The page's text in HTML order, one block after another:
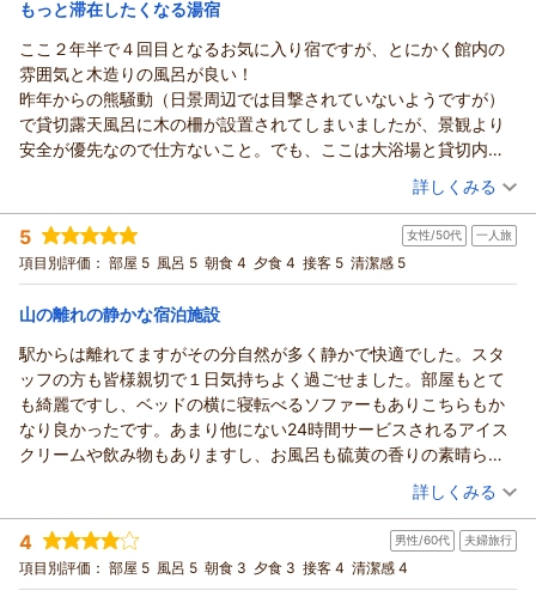
宿泊価格帯： 23,001～24,000円(大人一人あたり/税込)
もっと滞在したくなる湯宿
ここ２年半で４回目となるお気に入り宿ですが、とにかく館内の
雰囲気と木造りの風呂が良い！
昨年からの熊騒動（日景周辺では目撃されていないようですが）
で貸切露天風呂に木の柵が設置されてしまいましたが、景観より
安全が優先なので仕方ないこと。でも、ここは大浴場と貸切内湯
が素晴らし過ぎるので、個人的には全く気になりませんでした。
今までは常に連泊で訪れていましたが、今回は日程の関係で１泊
だけ。やはりこの宿の充実した風呂群と極上白濁湯、湯宿風情を
味わいつくすには１泊では足りません。
いやほんとに良い宿。次回は今まで通りに連泊以上で訪れたいと
（投稿日：2026/06/15）
宿泊時期： 2026年06月宿泊 (一人旅)
投稿者： かずちゃんさん
宿泊プラン： ◆ ひとり旅 満喫プラン ◆ 秘湯と贅沢な食をゆったり愉
しむ大人の醍醐味
シングル 朝・夕
宿泊価格帯： 24,001～25,000円(大人一人あたり/税込)
詳しくみる
5 女性/50代 一人旅
項目別評価： 部屋 5 風呂 5 朝食 4 夕食 4 接客 5 清潔感 5
山の離れの静かな宿泊施設
駅からは離れてますがその分自然が多く静かで快適でした。スタ
ッフの方も皆様親切で１日気持ちよく過ごせました。部屋もとて
も綺麗ですし、ベッドの横に寝転べるソファーもありこちらもか
なり良かったです。あまり他にない24時間サービスされるアイス
クリームや飲み物もありますし、お風呂も硫黄の香りの素晴らし
い泉質でした。また貸し切り風呂を朝夕選べるのでこちらも満足
しました。ご飯も美味しく、施設自体が綺麗なのと大きい割にあ
まり他のお客様と出会わないのでそれも良かったです。空いてい
れば貸し切り風呂もいつでも入れますし温泉だけでも大変満足い
く滞在となりました。
（投稿日：2026/06/12）
宿泊時期： 2026年06月宿泊 (一人旅)
投稿者： tetoさん(女性/50代)
宿泊プラン： ◆ ひとり旅 満喫プラン ◆ 秘湯と贅沢な食をゆったり愉
しむ大人の醍醐味
シングル 朝・夕
詳しくみる
4 男性/60代 夫婦旅行
項目別評価： 部屋 5 風呂 5 朝食 3 夕食 3 接客 4 清潔感 4